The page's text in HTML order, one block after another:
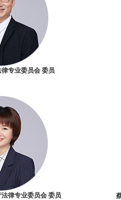
专业委员会 委员
律专业委员会 委员